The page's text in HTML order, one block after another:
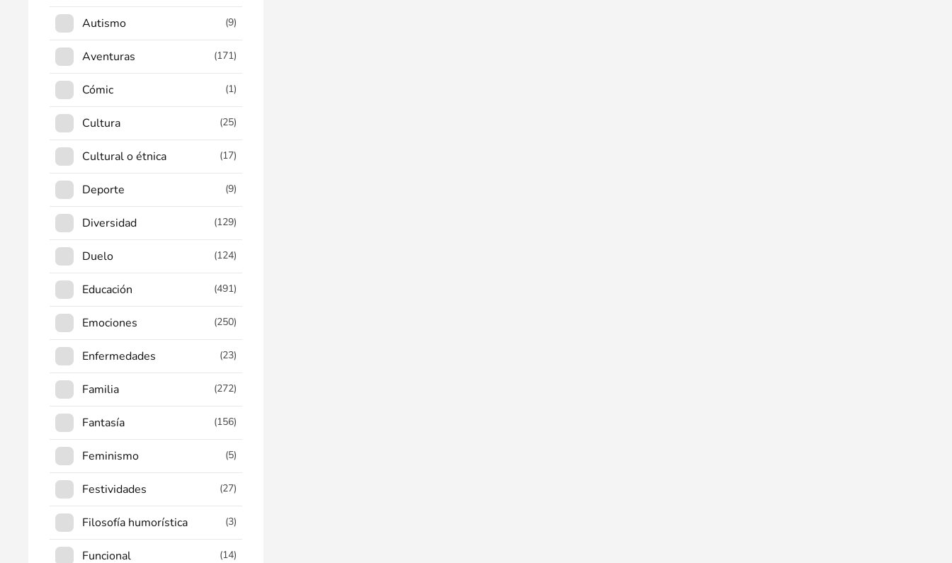
Autismo (9)
Aventuras (171)
Cómic (1)
Cultura (25)
Cultural o étnica (17)
Deporte (9)
Diversidad (129)
Duelo (124)
Educación (491)
Emociones (250)
Enfermedades (23)
Familia (272)
Fantasía (156)
Feminismo (5)
Festividades (27)
Filosofía humorística (3)
Funcional (14)